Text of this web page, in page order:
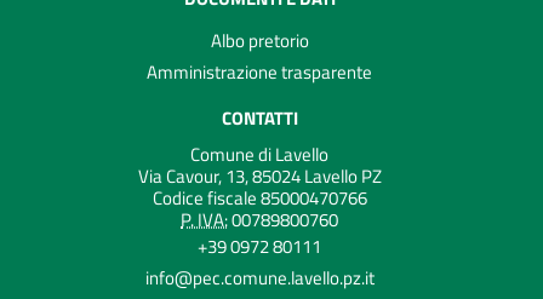
Albo pretorio
Amministrazione trasparente
CONTATTI
Comune di Lavello
Via Cavour, 13, 85024 Lavello PZ
Codice fiscale 85000470766
P. IVA:00789800760
+39 0972 80111
info@pec.comune.lavello.pz.it